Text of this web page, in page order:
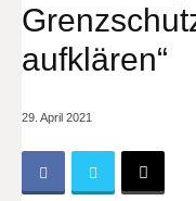
aufklären“
29. April 2021